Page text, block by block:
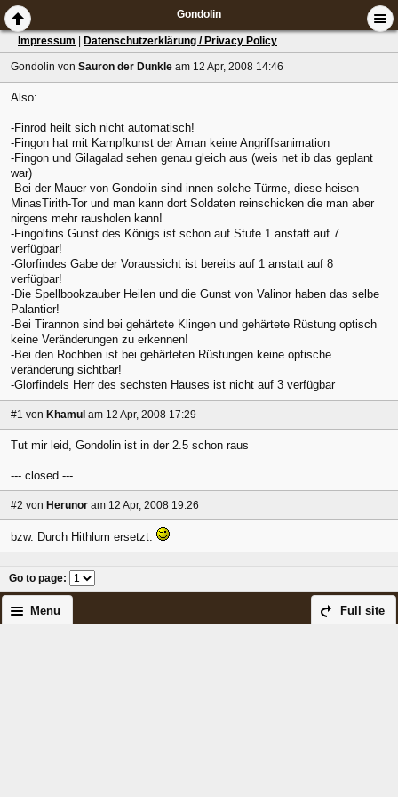
Gondolin
Impressum Datenschutzerklärung / Privacy Policy
Gondolin von Sauron der Dunkle am 12 Apr, 2008 14:46
Also:
-Finrod heilt sich nicht automatisch!
-Fingon hat mit Kampfkunst der Aman keine Angriffsanimation
-Fingon und Gilagalad sehen genau gleich aus (weis net ib das geplant
war)
-Bei der Mauer von Gondolin sind innen solche Türme, diese heisen
MinasTirith-Tor und man kann dort Soldaten reinschicken die man aber
nirgens mehr rausholen kann!
-Fingolfins Gunst des Königs ist schon auf Stufe 1 anstatt auf 7
verfügbar!
-Glorfindes Gabe der Voraussicht ist bereits auf 1 anstatt auf 8
verfügbar!
-Die Spellbookzauber Heilen und die Gunst von Valinor haben das selbe
Palantier!
-Bei Tirannon sind bei gehärtete Klingen und gehärtete Rüstung optisch
keine Veränderungen zu erkennen!
-Bei den Rochben ist bei gehärteten Rüstungen keine optische
veränderung sichtbar!
-Glorfindels Herr des sechsten Hauses ist nicht auf 3 verfügbar
#1 von Khamul am 12 Apr, 2008 17:29
Tut mir leid, Gondolin ist in der 2.5 schon raus
--- closed ---
#2 von Herunor am 12 Apr, 2008 19:26
bzw. Durch Hithlum ersetzt.
Go to page:
Full site
Menu